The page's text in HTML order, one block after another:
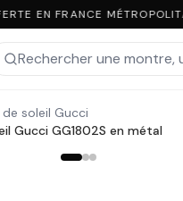
EN FRANCE
soleil Gucci
Gucci GG1802S en métal